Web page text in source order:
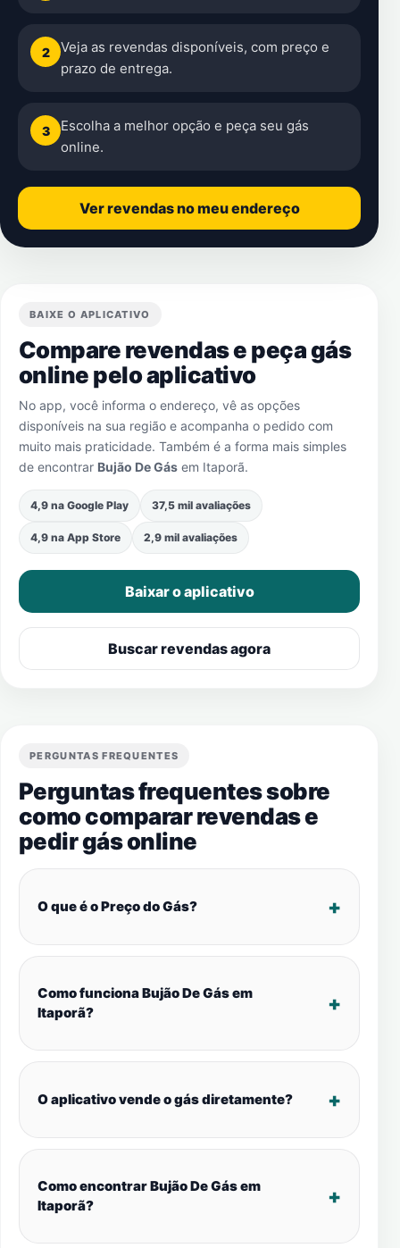
2
Veja as revendas disponíveis, com preço e
prazo de entrega.
3
Escolha a melhor opção e peça seu gás
online.
Ver revendas no meu endereço
BAIXE O APLICATIVO
Compare revendas e peça gás
online pelo aplicativo
No app, você informa o endereço, vê as opções
disponíveis na sua região e acompanha o pedido com
muito mais praticidade. Também é a forma mais simples
de encontrar Bujão De Gás em Itaporã.
4,9 na Google Play 37,5 mil avaliações
4,9 na App Store 2,9 mil avaliações
Baixar o aplicativo
Buscar revendas agora
PERGUNTAS FREQUENTES
Perguntas frequentes sobre
como comparar revendas e
pedir gás online
O que é o Preço do Gás?
Como funciona Bujão De Gás em
Itaporã?
O aplicativo vende o gás diretamente?
Como encontrar Bujão De Gás em
Itaporã?